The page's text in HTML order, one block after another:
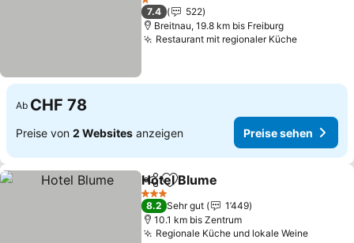
Preise sehen
1 Sterne
7.4
522
Breitnau, 19.8 km bis Freiburg
Restaurant mit regionaler KüchePreise
Ab CHF 78
Preise von 2 Websites anzeigen Preise sehen
TeilenZu Favoriten hinzufügen
Hotel Blume
3 Sterne
8.2 Sehr gut
1’449
10.1 km bis Zentrum
Regionale Küche und lokale WeinePreise